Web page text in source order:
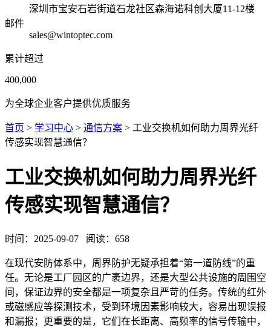
深圳市宝安石岩街道石龙社区森海诺科创大厦11-12楼
邮件
sales@wintoptec.com
累计超过
400,000
为全球企业客户提供优质服务
首页 > 学习中心 > 通信方案 > 工业交换机如何助力周界光纤
传感实现智慧通信？
工业交换机如何助力周界光纤
传感实现智慧通信？
时间： 2025-09-07 阅读： 658
在现代安防体系中，周界防护无疑承担着“第一道防线”的重
任。无论是工厂园区的广袤边界，还是大型公共设施的周围空
间，保证边界的安全都是一项复杂且严苛的任务。传统的红外
或磁感应等探测技术，受到环境因素影响较大，容易出现误报
和漏报；更重要的是，它们在长距离、高频率的信号传输中，